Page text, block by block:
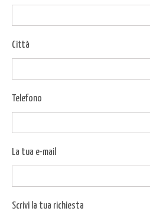
Città
Telefono
La tua e-mail
Scrivi la tua richiesta